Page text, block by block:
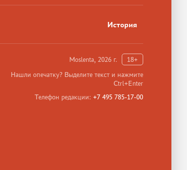
История
Moslenta, 2026 г.
18+
Нашли опечатку? Выделите текст и нажмите
Ctrl+Enter
Телефон редакции: +7 495 785-17-00